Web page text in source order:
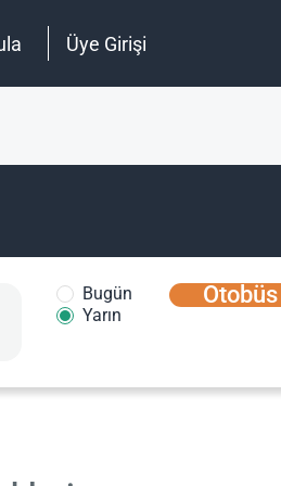
Üye Girişi
Bugün
Yarın